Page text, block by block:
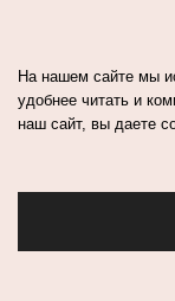
На нашем сайте мы
удобнее читать и
наш сайт, вы даете